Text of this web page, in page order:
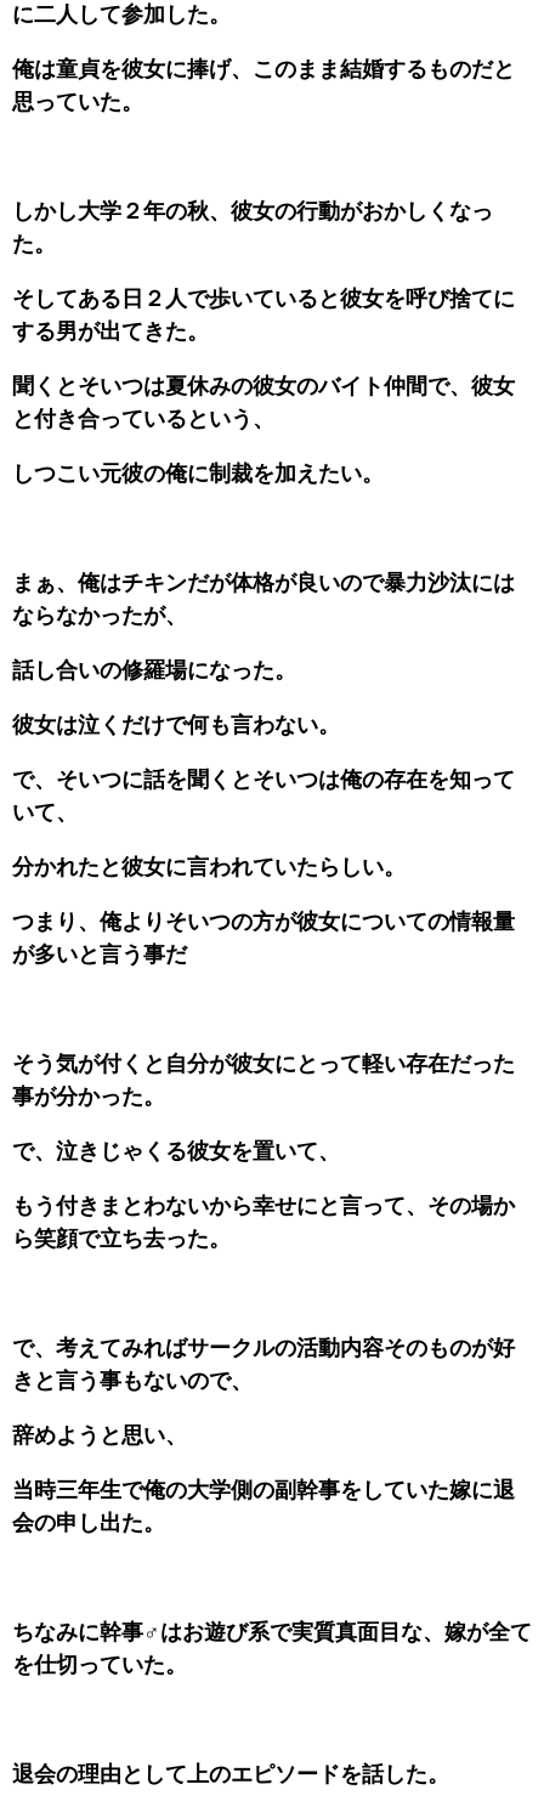
に二人して参加した。
俺は童貞を彼女に捧げ、このまま結婚するものだと
思っていた。
しかし大学２年の秋、彼女の行動がおかしくなっ
た。
そしてある日２人で歩いていると彼女を呼び捨てに
する男が出てきた。
聞くとそいつは夏休みの彼女のバイト仲間で、彼女
と付き合っているという、
しつこい元彼の俺に制裁を加えたい。
まぁ、俺はチキンだが体格が良いので暴力沙汰には
ならなかったが、
話し合いの修羅場になった。
彼女は泣くだけで何も言わない。
で、そいつに話を聞くとそいつは俺の存在を知って
いて、
分かれたと彼女に言われていたらしい。
つまり、俺よりそいつの方が彼女についての情報量
が多いと言う事だ
そう気が付くと自分が彼女にとって軽い存在だった
事が分かった。
で、泣きじゃくる彼女を置いて、
もう付きまとわないから幸せにと言って、その場か
ら笑顔で立ち去った。
で、考えてみればサークルの活動内容そのものが好
きと言う事もないので、
辞めようと思い、
当時三年生で俺の大学側の副幹事をしていた嫁に退
会の申し出た。
ちなみに幹事♂はお遊び系で実質真面目な、嫁が全て
を仕切っていた。
退会の理由として上のエピソードを話した。